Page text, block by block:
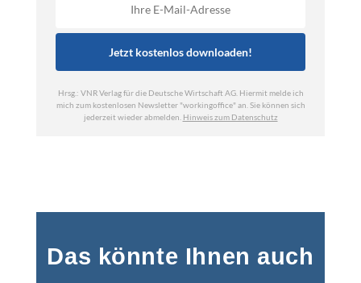
Das könnte Ihnen auch